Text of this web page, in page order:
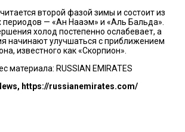
второй фазой зимы и состоит из
периодов — «Ан Нааэм» и «Аль Бальда».
холод постепенно ослабевает, а
начинают улучшаться с приближением
известного как «Скорпион».
материала: RUSSIAN EMIRATES
https://russianemirates.com/